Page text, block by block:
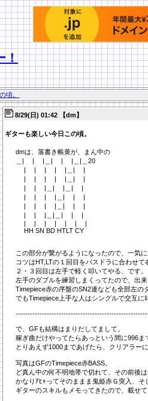
！
頃。
8/29(日) 01:42 【dm】
ギターも楽しい今日この頃。
dmは、落書き帳黄が、まん中の
＿| | |＿| | |＿|＿20
| | | | |＿| |
| | | | |＿| |
| | |＿| |＿| |
| | | |＿| | |
| | | |＿| | |
| | |＿|＿| | |
| | | | | | |
HH SN BD HTLT CY
この部分が繋がるようになったので、一気
コツはHT,LTの１回目をバスドラに合わせて
２・３回目は左手で軽く叩いてやる、です。
左手のダブルを練習しまくってたので、出
Timepiece赤の序盤のSN2連なども全部左の
でもTimepiece上手な人はシングルで交互に
で、GFも結構はまりだしてまして。
稼ぎ曲だけやってたらあっという間に996
とりあえず1000まであげたら、クリアラー
写真はGFのTimepiece赤BASS。
ど真ん中の何不明地帯で切れて、その前後
かなりｱﾋｬってそのままま鬼姫赤Ｇ突入、そ
ギターのスキルもメモってきたので、載せ